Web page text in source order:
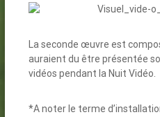
La seconde œuvre est
auraient du être présentée
vidéos pendant la Nuit Vidéo.
*A noter le terme